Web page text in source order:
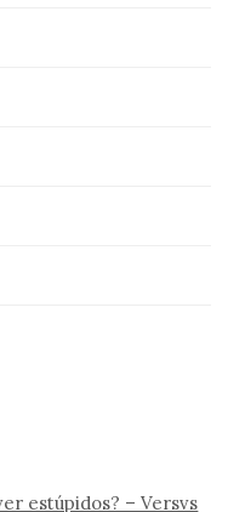
estúpidos? – Versvs